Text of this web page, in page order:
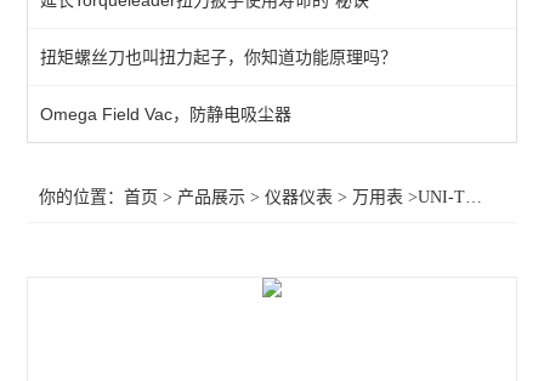
红外线温度计
固伟数字存储示波器
工业万用表
扭矩螺丝刀也叫扭力起子，你知道功能原理吗？
Omega Field Vac，防静电吸尘器
你的位置：首页 > 产品展示 >仪器仪表 > 万用表 >UNI-T UT33B数字万用表